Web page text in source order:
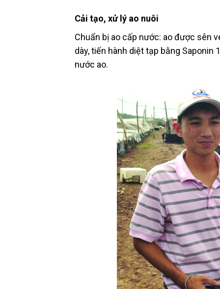
Cải tạo, xử lý ao nuôi
Chuẩn bị ao cấp nước: ao được sên
dày, tiến hành diệt tạp bằng Saponin
nước ao.